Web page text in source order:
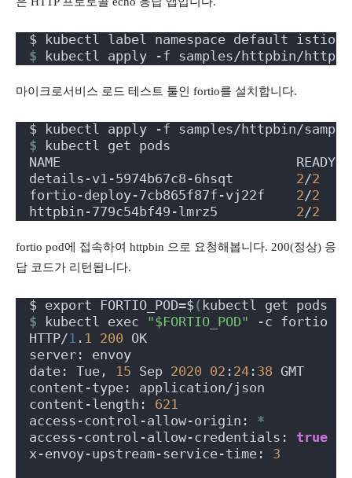
$ kubectl label namespace default istio-
$ kubectl apply -f samples/httpbin/
마이크로서비스 로드 테스트 툴인 fortio를 설치합니다.
$ kubectl apply -f samples/httpbin/
$ kubectl get pods
NAME                              READY
details-v1-5974b67c8-6hsqt 2/2
fortio-deploy-7cb865f87f-vj22f 2/2
httpbin-779c54bf49-lmrz5 2/2
fortio pod에 접속하여 httpbin 으로 요청해봅니다. 200(정상) 응
답 코드가 리턴됩니다.
$ export FORTIO_POD=$( kubectl get pods
$ kubectl exec "$FORTIO_POD" -c fortio --
HTTP/1 . 1 200 OK
server: envoy
date: Tue, 15 Sep 2020 02 : 24 : 38 GMT
content-type: application/json
content-length: 621
access-control-allow-origin: *
access-control-allow-credentials: true
x-envoy-upstream-service-time: 3